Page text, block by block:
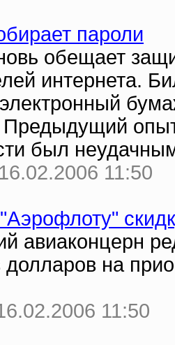
пароли
обещает
интернета.
Предыдущий
был
11:50
авиаконцерн
на
11:50